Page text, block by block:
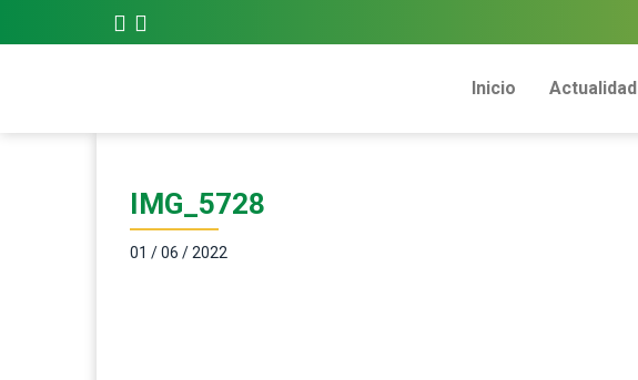
Inicio Actualidad
IMG_5728
01 / 06 / 2022